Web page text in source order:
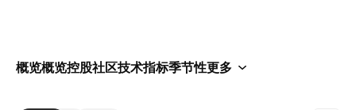
概览概览控股社区技术指标季节性更多